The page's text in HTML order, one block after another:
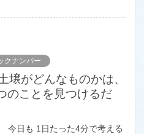
クナンバー
のことを見つけるだ
日も 1日たった4分で考える